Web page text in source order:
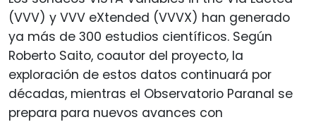
(VVV) y VVV eXtended (VVVX) han generado
ya más de 300 estudios científicos. Según
Roberto Saito, coautor del proyecto, la
exploración de estos datos continuará por
décadas, mientras el Observatorio Paranal se
prepara para nuevos avances con